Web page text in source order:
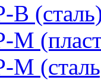
М